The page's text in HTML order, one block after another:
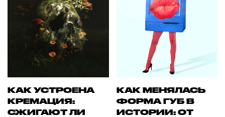
КАК УСТРОЕНА
КРЕМАЦИЯ:
СЖИГАЮТ ЛИ
КАК МЕНЯЛАСЬ
ФОРМА ГУБ В
ИСТОРИИ: ОТ